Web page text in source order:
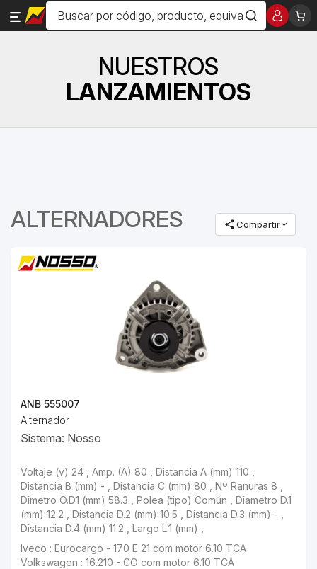
NUESTROS
LANZAMIENTOS
ALTERNADORES Compartir
ANB 555007
Alternador
Sistema: Nosso
Voltaje (v) 24 , Amp. (A) 80 , Distancia A (mm) 110 ,
Distancia B (mm) - , Distancia C (mm) 80 , Nº Ranuras 8 ,
Dimetro O.D1 (mm) 58.3 , Polea (tipo) Común , Diametro D.1
(mm) 12.2 , Distancia D.2 (mm) 10.5 , Distancia D.3 (mm) - ,
Distancia D.4 (mm) 11.2 , Largo L.1 (mm) ,
Iveco : Eurocargo - 170 E 21 com motor 6.10 TCA
Volkswagen : 16.210 - CO com motor 6.10 TCA